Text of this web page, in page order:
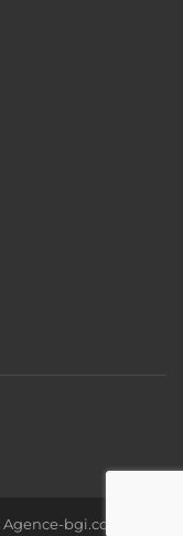
Agence-bgi.com